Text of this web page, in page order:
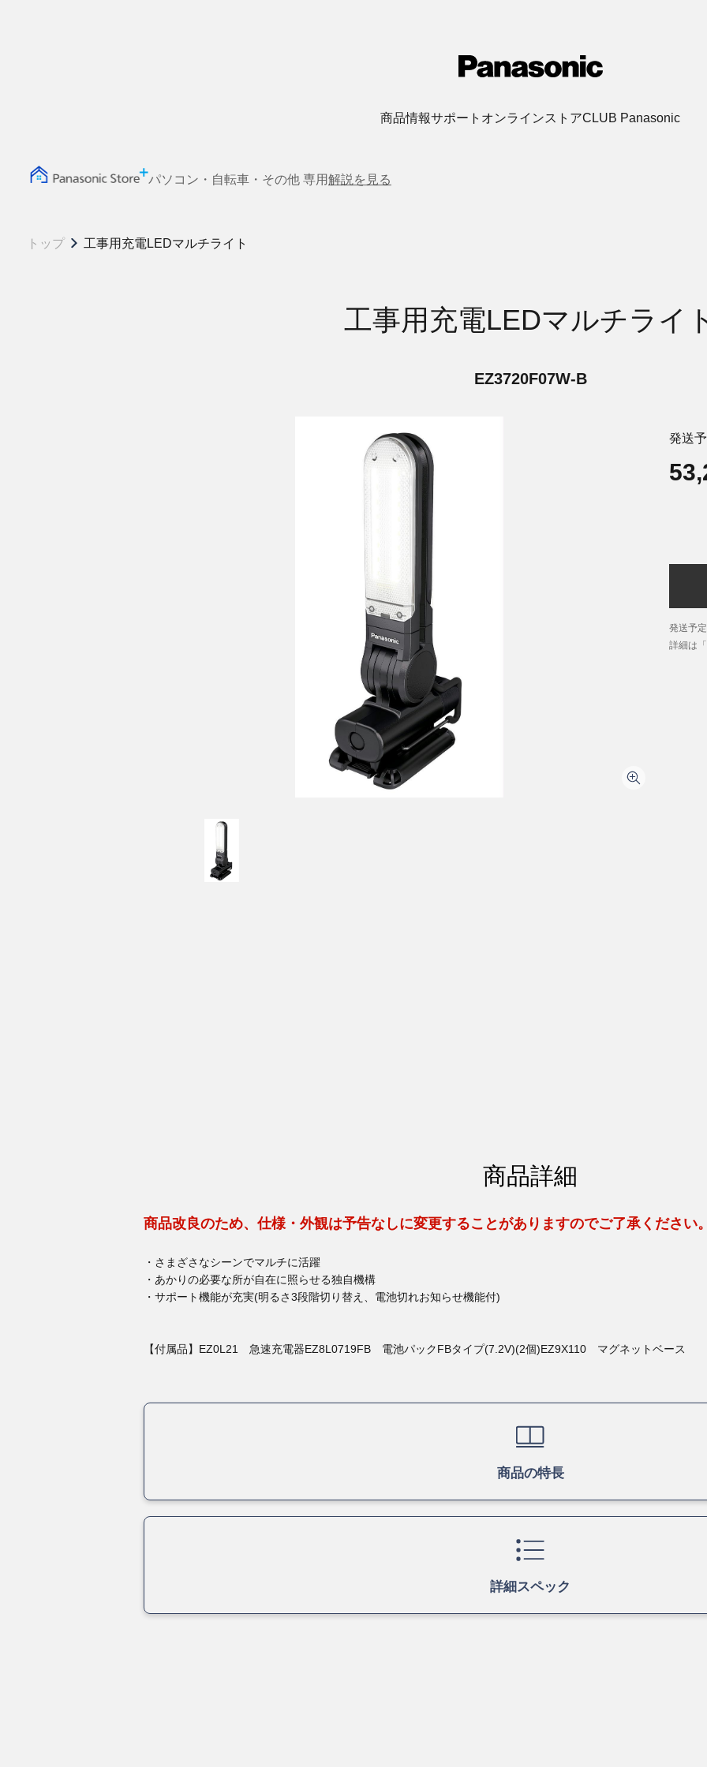
商品情報サポート オンラインストアCLUB Panasonic
パソコン・自転車・その他 専用解説を見る
トップ 工事用充電LEDマルチライト
工事用充電LEDマルチライ
EZ3720F07W-B
発送
発送予
詳細は「
商品詳細
商品改良のため、仕様・外観は予告なしに変更することがありますのでご了承ください
・さまざさなシーンでマルチに活躍
・あかりの必要な所が自在に照らせる独自機構
・サポート機能が充実(明るさ3段階切り替え、電池切れお知らせ機能付)
【付属品】EZ0L21 急速充電器EZ8L0719FB 電池パックFBタイプ(7.2V)(2個)EZ9X110 マグネットベース
商品の特長
詳細スペック